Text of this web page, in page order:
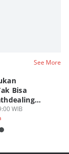
See More
Bisa
WIB